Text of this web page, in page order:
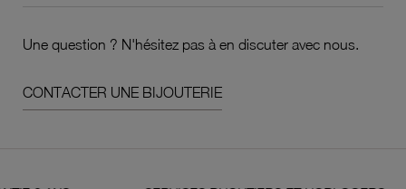
Une question ? N'hésitez pas à en discuter avec nous.
CONTACTER UNE BIJOUTERIE